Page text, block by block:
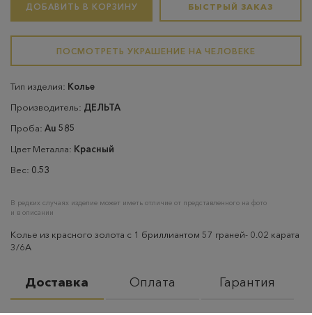
ДОБАВИТЬ В КОРЗИНУ БЫСТРЫЙ ЗАКАЗ
ПОСМОТРЕТЬ УКРАШЕНИЕ НА ЧЕЛОВЕКЕ
Тип изделия: Колье
Производитель: ДЕЛЬТА
Проба: Au 585
Цвет Металла: Красный
Вес: 0.53
В редких случаях изделие может иметь отличие от представленного на фото
и в описании
Колье из красного золота с 1 бриллиантом 57 граней- 0.02 карата
3/6А
Доставка Оплата Гарантия